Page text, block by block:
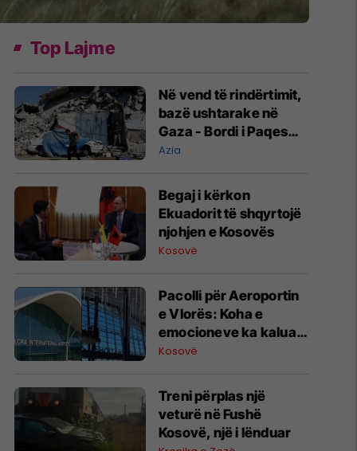
Top Lajme
Në vend të rindërtimit,
bazë ushtarake në
Gaza - Bordi i Paqes
jep kontratën e parë
Azia
Begaj i kërkon
Ekuadorit të shqyrtojë
njohjen e Kosovës
Kosovë
Pacolli për Aeroportin
e Vlorës: Koha e
emocioneve ka kaluar,
do t’i drejtohemi
drejtësisë
Kosovë
Treni përplas një
veturë në Fushë
Kosovë, një i lënduar